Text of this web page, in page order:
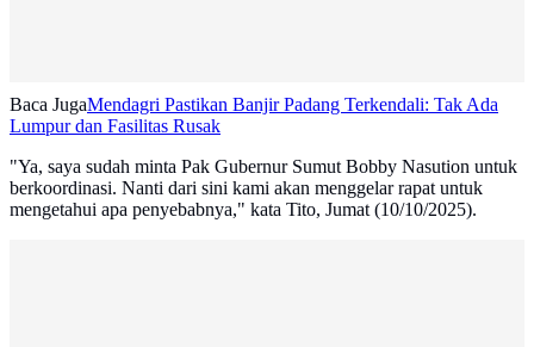
Baca JugaMendagri Pastikan Banjir Padang Terkendali: Tak Ada
Lumpur dan Fasilitas Rusak
"Ya, saya sudah minta Pak Gubernur Sumut Bobby Nasution untuk
berkoordinasi. Nanti dari sini kami akan menggelar rapat untuk
mengetahui apa penyebabnya," kata Tito, Jumat (10/10/2025).